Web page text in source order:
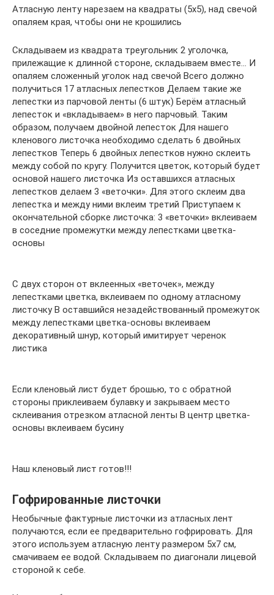
Атласную ленту нарезаем на квадраты (5х5), над свечой
опаляем края, чтобы они не крошились
Складываем из квадрата треугольник 2 уголочка,
прилежащие к длинной стороне, складываем вместе… И
опаляем сложенный уголок над свечой Всего должно
получиться 17 атласных лепестков Делаем такие же
лепестки из парчовой ленты (6 штук) Берём атласный
лепесток и «вкладываем» в него парчовый. Таким
образом, получаем двойной лепесток Для нашего
кленового листочка необходимо сделать 6 двойных
лепестков Теперь 6 двойных лепестков нужно склеить
между собой по кругу. Получится цветок, который будет
основой нашего листочка Из оставшихся атласных
лепестков делаем 3 «веточки». Для этого склеим два
лепестка и между ними вклеим третий Приступаем к
окончательной сборке листочка: 3 «веточки» вклеиваем
в соседние промежутки между лепестками цветка-
основы
С двух сторон от вклеенных «веточек», между
лепестками цветка, вклеиваем по одному атласному
листочку В оставшийся незадействованный промежуток
между лепестками цветка-основы вклеиваем
декоративный шнур, который имитирует черенок
листика
Если кленовый лист будет брошью, то с обратной
стороны приклеиваем булавку и закрываем место
склеивания отрезком атласной ленты В центр цветка-
основы вклеиваем бусину
Наш кленовый лист готов!!!
Гофрированные листочки
Необычные фактурные листочки из атласных лент
получаются, если ее предварительно гофрировать. Для
этого используем атласную ленту размером 5х7 см,
смачиваем ее водой. Складываем по диагонали лицевой
стороной к себе.